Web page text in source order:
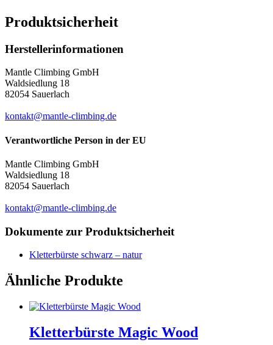
Produktsicherheit
Herstellerinformationen
Mantle Climbing GmbH
Waldsiedlung 18
82054 Sauerlach
kontakt@mantle-climbing.de
Verantwortliche Person in der EU
Mantle Climbing GmbH
Waldsiedlung 18
82054 Sauerlach
kontakt@mantle-climbing.de
Dokumente zur Produktsicherheit
Kletterbürste schwarz – natur
Ähnliche Produkte
Kletterbürste Magic Wood